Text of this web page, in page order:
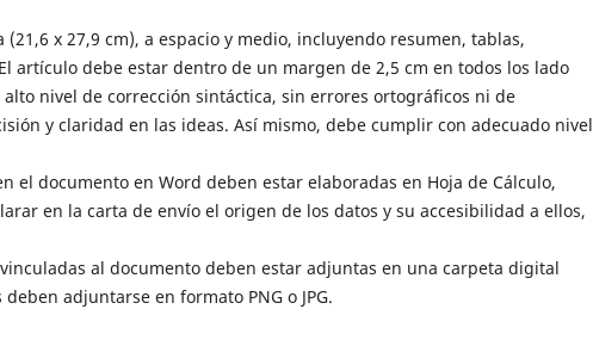
x 27,9 cm), a espacio y medio, incluyendo resumen, tablas,
artículo debe estar dentro de un margen de 2,5 cm en todos los lado
nivel de corrección sintáctica, sin errores ortográficos ni de
y claridad en las ideas. Así mismo, debe cumplir con adecuado nivel
el documento en Word deben estar elaboradas en Hoja de Cálculo,
en la carta de envío el origen de los datos y su accesibilidad a ellos,
al documento deben estar adjuntas en una carpeta digital
adjuntarse en formato PNG o JPG.